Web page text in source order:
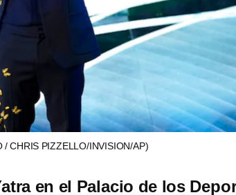
/ CHRIS PIZZELLO/INVISION/AP)
en el Palacio de los